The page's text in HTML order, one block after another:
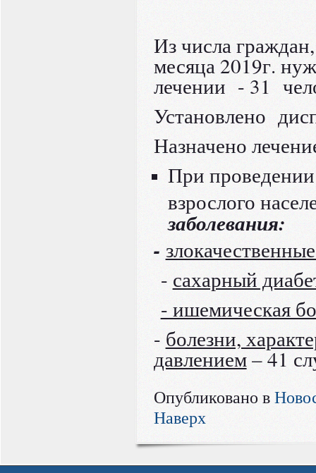
Из числа
месяца 2019г.
лечении - 31
Установлено
Назначено
При
взрослого
заболевания:
-
- сахарный
- ишемическая
- болезни,
давлением– 41
Опубликовано в
Наверх